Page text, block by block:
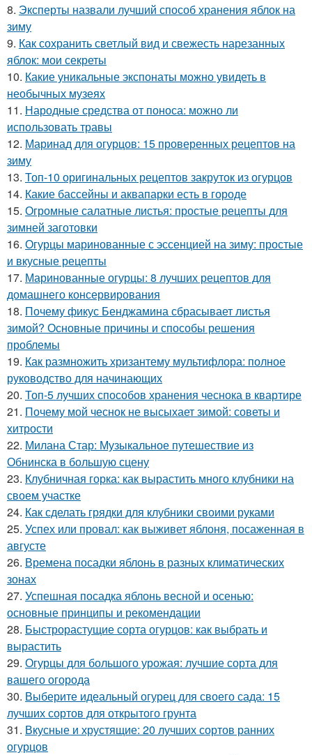
8. Эксперты назвали лучший способ хранения яблок на
зиму
9. Как сохранить светлый вид и свежесть нарезанных
яблок: мои секреты
10. Какие уникальные экспонаты можно увидеть в
необычных музеях
11. Народные средства от поноса: можно ли
использовать травы
12. Маринад для огурцов: 15 проверенных рецептов на
зиму
13. Топ-10 оригинальных рецептов закруток из огурцов
14. Какие бассейны и аквапарки есть в городе
15. Огромные салатные листья: простые рецепты для
зимней заготовки
16. Огурцы маринованные с эссенцией на зиму: простые
и вкусные рецепты
17. Маринованные огурцы: 8 лучших рецептов для
домашнего консервирования
18. Почему фикус Бенджамина сбрасывает листья
зимой? Основные причины и способы решения
проблемы
19. Как размножить хризантему мультифлора: полное
руководство для начинающих
20. Топ-5 лучших способов хранения чеснока в квартире
21. Почему мой чеснок не высыхает зимой: советы и
хитрости
22. Милана Стар: Музыкальное путешествие из
Обнинска в большую сцену
23. Клубничная горка: как вырастить много клубники на
своем участке
24. Как сделать грядки для клубники своими руками
25. Успех или провал: как выживет яблоня, посаженная в
августе
26. Времена посадки яблонь в разных климатических
зонах
27. Успешная посадка яблонь весной и осенью:
основные принципы и рекомендации
28. Быстрорастущие сорта огурцов: как выбрать и
вырастить
29. Огурцы для большого урожая: лучшие сорта для
вашего огорода
30. Выберите идеальный огурец для своего сада: 15
лучших сортов для открытого грунта
31. Вкусные и хрустящие: 20 лучших сортов ранних
огурцов